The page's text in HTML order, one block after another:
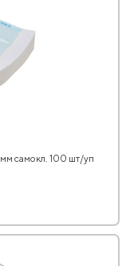
самокл. 100 шт/уп